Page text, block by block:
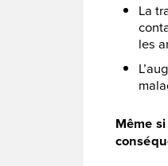
La
les
Même